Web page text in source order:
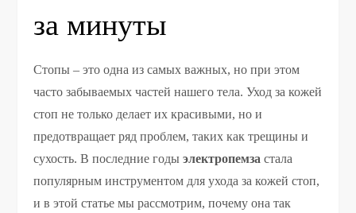
за минуты
Стопы – это одна из самых важных, но при этом
часто забываемых частей нашего тела. Уход за кожей
стоп не только делает их красивыми, но и
предотвращает ряд проблем, таких как трещины и
сухость. В последние годыэлектропемза стала
популярным инструментом для ухода за кожей стоп,
и в этой статье мы рассмотрим, почему она так